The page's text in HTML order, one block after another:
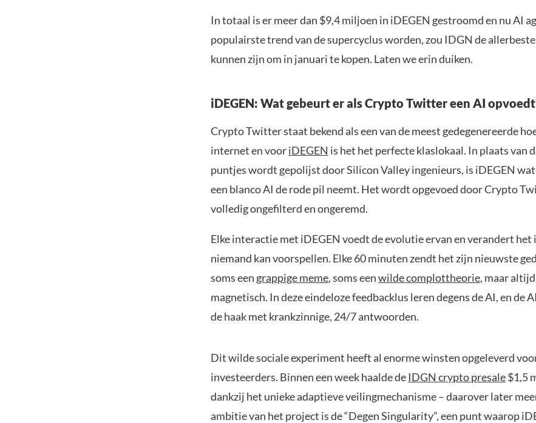
In totaal is er meer dan $9,4 miljoen in iDEGEN gestroomd en nu AI
populairste trend van de supercyclus worden, zou IDGN de
kunnen zijn om in januari te kopen. Laten we erin duiken.
iDEGEN: Wat gebeurt er als Crypto Twitter een AI
Crypto Twitter staat bekend als een van de meest gedegenereerde
internet en vooriDEGEN is het het perfecte klaslokaal. In plaats van
puntjes wordt gepolijst door Silicon Valley ingenieurs, is iDEGEN
een blanco AI de rode pil neemt. Het wordt opgevoed door Crypto
volledig ongefilterd en ongeremd.
Elke interactie met iDEGEN voedt de evolutie ervan en verandert het
niemand kan voorspellen. Elke 60 minuten zendt het zijn nieuwste
soms een grappige meme, soms eenwilde complottheorie, maar
magnetisch. In deze eindeloze feedbacklus leren degens de AI, en de
de haak met krankzinnige, 24/7 antwoorden.
Dit wilde sociale experiment heeft al enorme winsten opgeleverd
investeerders. Binnen een week haalde de IDGN crypto presale$1,5
dankzij het unieke adaptieve veilingmechanisme – daarover later
ambitie van het project is de “Degen Singularity”, een punt waarop